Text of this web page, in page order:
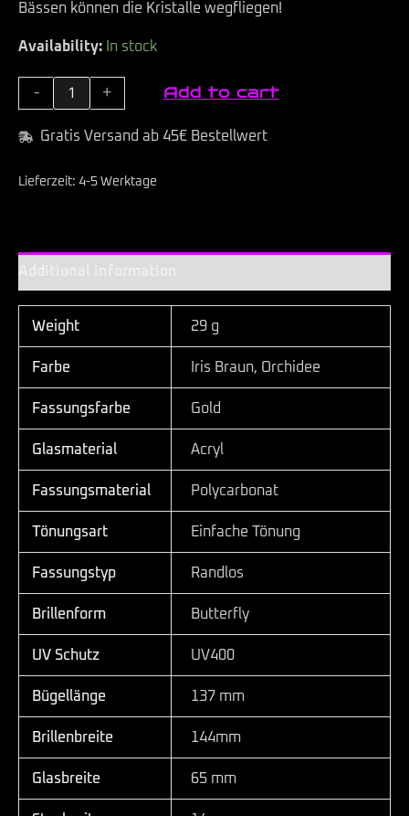
Bässen können die Kristalle wegfliegen!
Availability: In stock
- + Add to cart
Gratis Versand ab 45€ Bestellwert
Lieferzeit: 4-5 Werktage
Weight 29 g
Farbe Iris Braun, Orchidee
Fassungsfarbe Gold
Glasmaterial Acryl
Fassungsmaterial Polycarbonat
Tönungsart Einfache Tönung
Fassungstyp Randlos
Brillenform Butterfly
UV Schutz UV400
Bügellänge 137 mm
Brillenbreite 144mm
Glasbreite 65 mm